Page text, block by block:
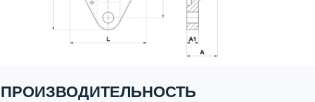
ПРОИЗВОДИТЕЛЬНОСТЬ